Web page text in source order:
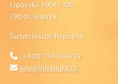
Lipovská 1004 / 100
790 01 Jeseník
Tschechische Republik
(+420) 734 134 782
sale@infralight.cz